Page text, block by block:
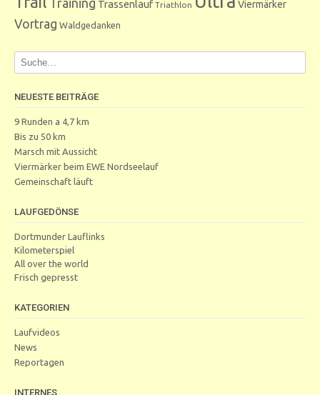
Training Trassenlauf Triathlon Viermärker
Vortrag Waldgedanken
NEUESTE BEITRÄGE
9 Runden a 4,7 km
Bis zu 50 km
Marsch mit Aussicht
Viermärker beim EWE Nordseelauf
Gemeinschaft läuft
LAUFGEDÖNSE
Dortmunder Lauflinks
Kilometerspiel
All over the world
Frisch gepresst
KATEGORIEN
Laufvideos
News
Reportagen
INTERNES